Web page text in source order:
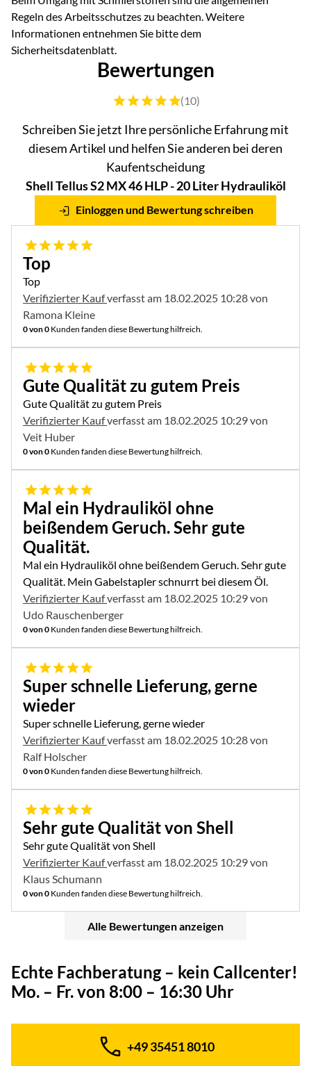
Regeln des Arbeitsschutzes zu beachten. Weitere
Informationen entnehmen Sie bitte dem
Sicherheitsdatenblatt.
Bewertungen
Bewertung: 5 von 5 (10 Bewertungen)
(10)
Schreiben Sie jetzt Ihre persönliche Erfahrung mit
diesem Artikel und helfen Sie anderen bei deren
Kaufentscheidung
Shell Tellus S2 MX 46 HLP - 20 Liter Hydrauliköl
Einloggen und Bewertung schreiben
5 von 5
Top
Top
Verifizierter Kaufverfasst am 18.02.2025 10:28 von
Ramona Kleine
0 von 0 Kunden fanden diese Bewertung hilfreich.
5 von 5
Gute Qualität zu gutem Preis
Gute Qualität zu gutem Preis
Verifizierter Kaufverfasst am 18.02.2025 10:29 von
Veit Huber
0 von 0 Kunden fanden diese Bewertung hilfreich.
5 von 5
Mal ein Hydrauliköl ohne
beißendem Geruch. Sehr gute
Qualität.
Mal ein Hydrauliköl ohne beißendem Geruch. Sehr gute
Qualität. Mein Gabelstapler schnurrt bei diesem Öl.
Verifizierter Kaufverfasst am 18.02.2025 10:29 von
Udo Rauschenberger
0 von 0 Kunden fanden diese Bewertung hilfreich.
5 von 5
Super schnelle Lieferung, gerne
wieder
Super schnelle Lieferung, gerne wieder
Verifizierter Kaufverfasst am 18.02.2025 10:28 von
Ralf Holscher
0 von 0 Kunden fanden diese Bewertung hilfreich.
5 von 5
Sehr gute Qualität von Shell
Sehr gute Qualität von Shell
Verifizierter Kaufverfasst am 18.02.2025 10:29 von
Klaus Schumann
0 von 0 Kunden fanden diese Bewertung hilfreich.
Alle Bewertungen anzeigen
Echte Fachberatung – kein Callcenter!
Mo. – Fr. von 8:00 – 16:30 Uhr
Telefon:
+49 35451 8010